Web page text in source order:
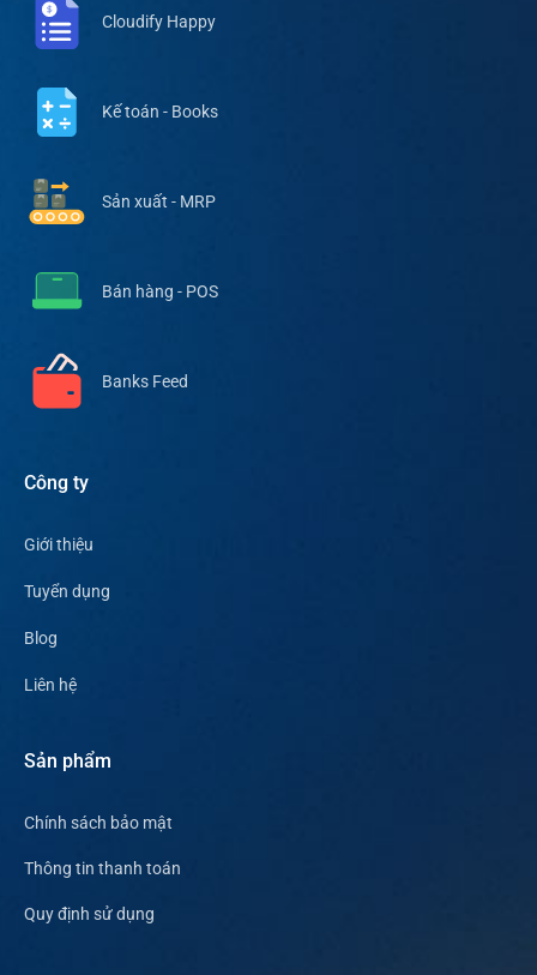
Cloudify Happy
Kế toán - Books
Sản xuất - MRP
Bán hàng - POS
Banks Feed
Công ty
Giới thiệu
Tuyển dụng
Blog
Liên hệ
Sản phẩm
Chính sách bảo mật
Thông tin thanh toán
Quy định sử dụng